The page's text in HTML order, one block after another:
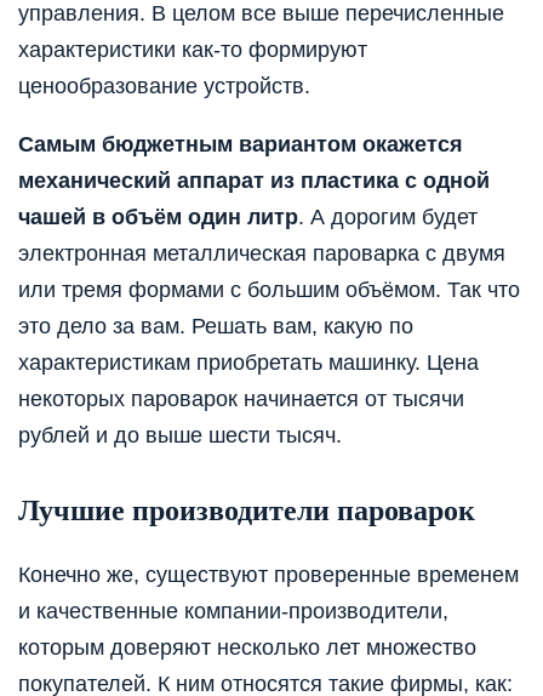
управления. В целом все выше перечисленные
характеристики как-то формируют
ценообразование устройств.
Самым бюджетным вариантом окажется
механический аппарат из пластика с одной
чашей в объём один литр. А дорогим будет
электронная металлическая пароварка с двумя
или тремя формами с большим объёмом. Так что
это дело за вам. Решать вам, какую по
характеристикам приобретать машинку. Цена
некоторых пароварок начинается от тысячи
рублей и до выше шести тысяч.
Лучшие производители пароварок
Конечно же, существуют проверенные временем
и качественные компании-производители,
которым доверяют несколько лет множество
покупателей. К ним относятся такие фирмы, как: